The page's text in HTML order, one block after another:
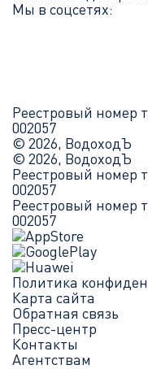
Мы в соцсетях:
Реестровый номер
002057
© 2026, ВодоходЪ
© 2026, ВодоходЪ
Реестровый номер
002057
Реестровый номер
002057
Политика
Карта сайта
Обратная связь
Пресс-центр
Контакты
Агентствам